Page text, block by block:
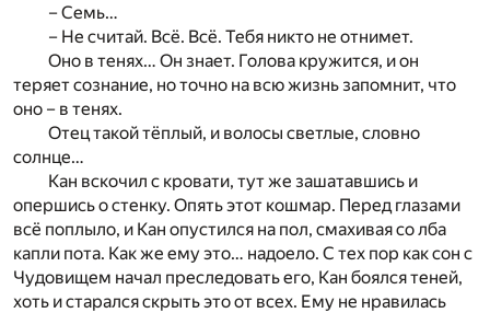
– Семь…
– Не считай. Всё. Всё. Тебя никто не отнимет.
Оно в тенях… Он знает. Голова кружится, и он
теряет сознание, но точно на всю жизнь запомнит, что
оно – в тенях.
Отец такой тёплый, и волосы светлые, словно
солнце…
Кан вскочил с кровати, тут же зашатавшись и
опершись о стенку. Опять этот кошмар. Перед глазами
всё поплыло, и Кан опустился на пол, смахивая со лба
капли пота. Как же ему это… надоело. С тех пор как сон с
Чудовищем начал преследовать его, Кан боялся теней,
хоть и старался скрыть это от всех. Ему не нравилась